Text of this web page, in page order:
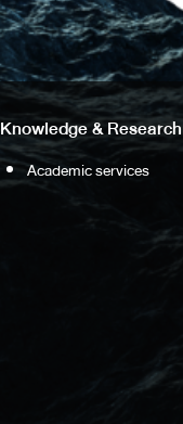
Knowledge & Research
Academic services